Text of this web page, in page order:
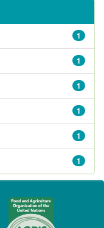
1
1
1
1
1
1